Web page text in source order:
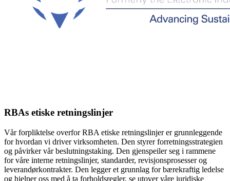
RBAs etiske retningslinjer
Vår forpliktelse overfor RBA etiske retningslinjer er grunnleggende
for hvordan vi driver virksomheten. Den styrer forretningsstrategien
og påvirker vår beslutningstaking. Den gjenspeiler seg i rammene
for våre interne retningslinjer, standarder, revisjonsprosesser og
leverandørkontrakter. Den legger et grunnlag for bærekraftig ledelse
og hjelper oss med å ta forholdsregler, se utover våre juridiske